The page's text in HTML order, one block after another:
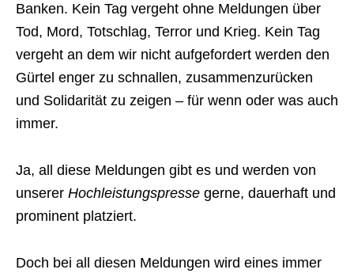
Banken. Kein Tag vergeht ohne Meldungen über
Tod, Mord, Totschlag, Terror und Krieg. Kein Tag
vergeht an dem wir nicht aufgefordert werden den
Gürtel enger zu schnallen, zusammenzurücken
und Solidarität zu zeigen – für wenn oder was auch
immer.
Ja, all diese Meldungen gibt es und werden von
unserer Hochleistungspresse gerne, dauerhaft und
prominent platziert.
Doch bei all diesen Meldungen wird eines immer